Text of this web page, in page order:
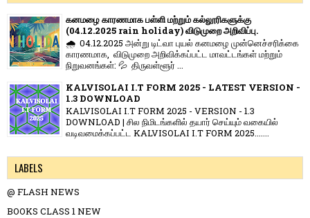
கனமழை காரணமாக பள்ளி மற்றும் கல்லூரிகளுக்கு
(04.12.2025 rain holiday) விடுமுறை அறிவிப்பு.
🌧️ 04.12.2025 அன்று டிட்வா புயல் கனமழை முன்னெச்சரிக்கை
காரணமாக, விடுமுறை அறிவிக்கப்பட்ட மாவட்டங்கள் மற்றும்
நிறுவனங்கள்: 💦 திருவள்ளூர் ...
KALVISOLAI I.T FORM 2025 - LATEST VERSION -
1.3 DOWNLOAD
KALVISOLAI I.T FORM 2025 - VERSION - 1.3
DOWNLOAD | சில நிமிடங்களில் தயார் செய்யும் வகையில்
வடிவமைக்கப்பட்ட KALVISOLAI I.T FORM 2025.......
LABELS
@ FLASH NEWS
BOOKS CLASS 1 NEW